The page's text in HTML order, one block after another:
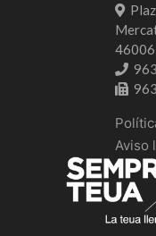
46006
Aviso